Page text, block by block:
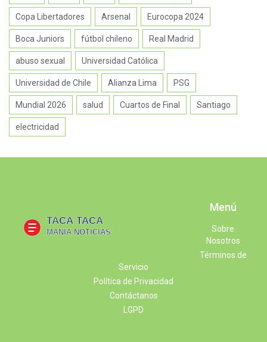
Copa Libertadores Arsenal Eurocopa 2024
Boca Juniors fútbol chileno Real Madrid
abuso sexual Universidad Católica
Universidad de Chile Alianza Lima PSG
Mundial 2026 salud Cuartos de Final Santiago
electricidad
Menú
Sobre
Nosotros
Términos de
Servicio
Política de Privacidad
Contáctanos
LGPD